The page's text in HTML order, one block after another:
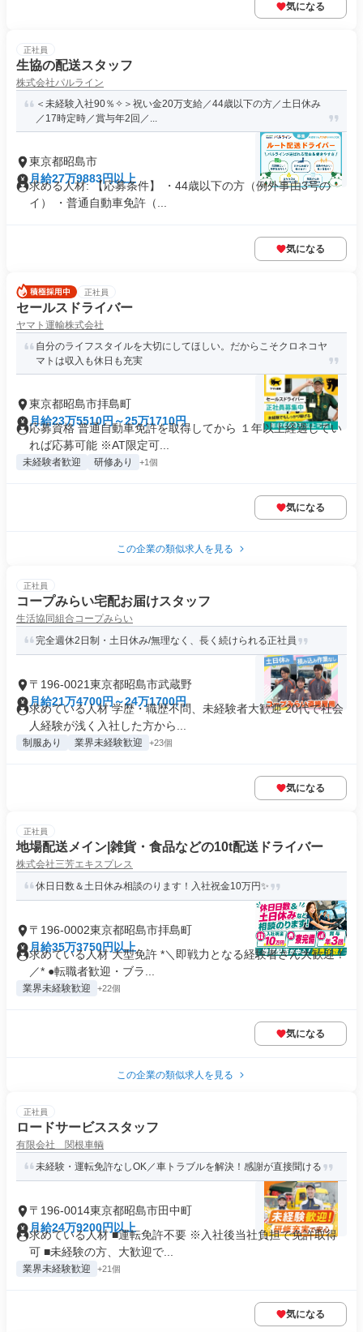
気になる
正社員
生協の配送スタッフ
株式会社パルライン
＜未経験入社90％✧＞祝い金20万支給／44歳以下の方／土日休み
／17時定時／賞与年2回／...
東京都昭島市
月給27万9883円以上
求める人材: 【応募条件】 ・44歳以下の方（例外事由3号の
イ） ・普通自動車免許（...
気になる
正社員
セールスドライバー
ヤマト運輸株式会社
自分のライフスタイルを大切にしてほしい。だからこそクロネコヤ
マトは収入も休日も充実
東京都昭島市拝島町
月給23万5510円～25万1710円
応募資格 普通自動車免許を取得してから １年以上経過してい
れば応募可能 ※AT限定可...
未経験者歓迎 研修あり +1個
気になる
この企業の類似求人を見る
正社員
コープみらい宅配お届けスタッフ
生活協同組合コープみらい
完全週休2日制・土日休み/無理なく、長く続けられる正社員
〒196-0021東京都昭島市武蔵野
月給21万4700円～24万1700円
求めている人材 学歴・職歴不問、未経験者大歓迎 20代で社会
人経験が浅く入社した方から...
制服あり 業界未経験歓迎 +23個
気になる
正社員
地場配送メイン|雑貨・食品などの10t配送ドライバー
株式会社三芳エキスプレス
休日日数＆土日休み相談のります！入社祝金10万円✨
〒196-0002東京都昭島市拝島町
月給35万3750円以上
求めている人材 大型免許 *＼即戦力となる経験者さん大歓迎！
／* ●転職者歓迎・ブラ...
業界未経験歓迎 +22個
気になる
この企業の類似求人を見る
正社員
ロードサービススタッフ
有限会社 関根車輌
未経験・運転免許なしOK／車トラブルを解決！感謝が直接聞ける
〒196-0014東京都昭島市田中町
月給24万9200円以上
求めている人材 ■運転免許不要 ※入社後当社負担で免許取得
可 ■未経験の方、大歓迎で...
業界未経験歓迎 +21個
気になる